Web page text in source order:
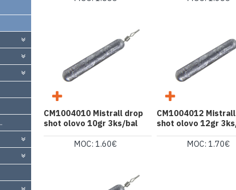
CM1004010 Mistrall drop
shot olovo 10gr 3ks/bal
MOC: 1.60€
CM1004012
shot olovo 12gr
MOC: 1.70€